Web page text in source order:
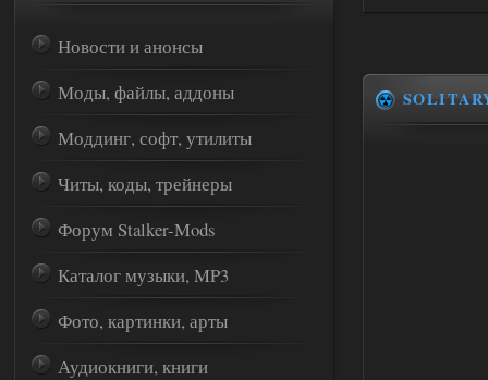
Новости и анонсы
Моды, файлы, аддоны
Моддинг, софт, утилиты
Читы, коды, трейнеры
Форум Stalker-Mods
Каталог музыки, MP3
Фото, картинки, арты
Аудиокниги, книги